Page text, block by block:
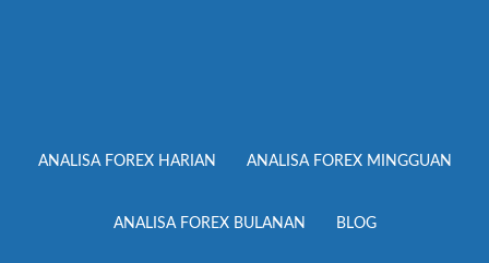
ANALISA FOREX HARIAN ANALISA FOREX MINGGUAN
ANALISA FOREX BULANAN BLOG